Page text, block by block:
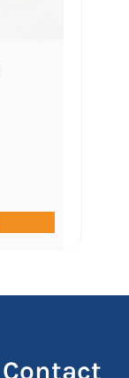
Contact